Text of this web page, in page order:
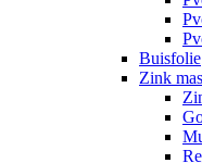
Buisfolie
Zink